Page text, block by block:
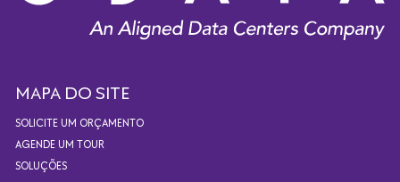
MAPA DO SITE
SOLICITE UM ORÇAMENTO
AGENDE UM TOUR
SOLUÇÕES